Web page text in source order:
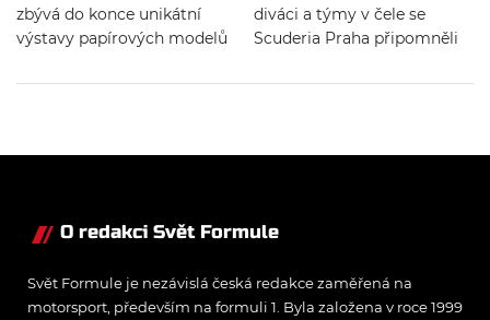
zbývá do konce unikátní
výstavy papírových modelů
Kulturním domě v Karviné.
diváci a týmy v čele se
Scuderia Praha připomněli
dvanáctihodinového závodu
O redakci Svět Formule
Svět Formule je nezávislá česká redakce zaměřená na
motorsport, především na formuli 1. Byla založena v roce 1999